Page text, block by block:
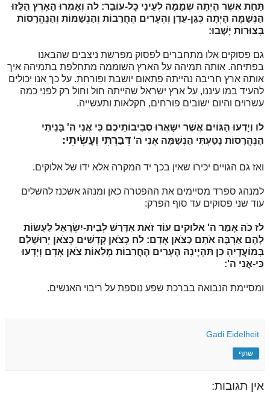
תַּחַת אֲשֶׁר הָיְתָה שְׁמָמָה לְעֵינֵי כָּל-עוֹבֵר: לה וְאָמְרוּ הָאָרֶץ הַלֵּזוּ
הַנְּשַׁמָּה הָיְתָה כְּגַן-עֵדֶן וְהֶעָרִים הֶחֳרֵבוֹת וְהַנְשַׁמּוֹת וְהַנֶּהֱרָסוֹת
בְּצוּרוֹת יָשָׁבוּ:
גם פסוקים אלו מתחברים לפסוק מפרשת ניצבים שהבאנו
בפתיחה. אותה תמיהה על הארץ השוממה מתחלפת בתמיהה איך
אותה ארץ חריבה נהייתה פתאום יושבת ופורחת. על כך אנו יכולים
להעיד במו עיננו, על ארץ ישראל שהייתה חול וחול רק לפני כמה
עשרוים והיום ישובים פורחים, חקלאות ותעשייה.
לו וְיָדְעוּ הַגּוֹיִם אֲשֶׁר יִשָּׁאֲרוּ סְבִיבוֹתֵיכֶם כִּי אֲנִי ה' בָּנִיתִי
הַנֶּהֱרָסוֹת נָטַעְתִּי הַנְשַׁמָּה אֲנִי ה' דִּבַּרְתִּי וְעָשִׂיתִי:
ואז גם הגויים יכירו שאין בכך יד המקרה אלא ידו של אלוקים.
למנהג ספרד מסיימים את ההפטרה כאן ומנהג אשכנז להשלים
עוד שני פסוקים עד סוף הפרק:
לז כֹּה אָמַר ה' אלוקים עוֹד זֹאת אִדָּרֵשׁ לְבֵית-יִשְׂרָאֵל לַעֲשׂוֹת
לָהֶם אַרְבֶּה אֹתָם כַּצֹּאן אָדָם: לח כְּצֹאן קָדָשִׁים כְּצֹאן יְרוּשָׁלַם
בְּמוֹעֲדֶיהָ כֵּן תִּהְיֶינָה הֶעָרִים הֶחֳרֵבוֹת מְלֵאוֹת צֹאן אָדָם וְיָדְעוּ
כִּי-אֲנִי ה':
ומסיימת הנבואה בברכת שפע נוספת על ריבוי האנשים.
Gadi Eidelheit
שתף
אין תגובות: